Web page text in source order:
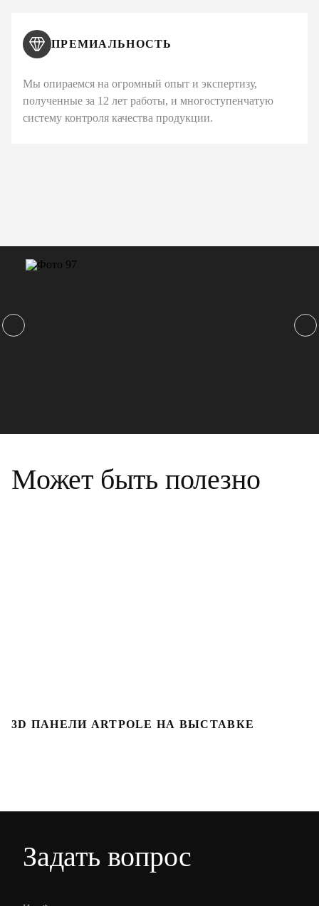
ПРЕМИАЛЬНОСТЬ
Мы опираемся на огромный опыт и экспертизу,
полученные за 12 лет работы, и многоступенчатую
систему контроля качества продукции.
Может быть полезно
3D ПАНЕЛИ ARTPOLE НА ВЫСТАВКЕ
Задать вопрос